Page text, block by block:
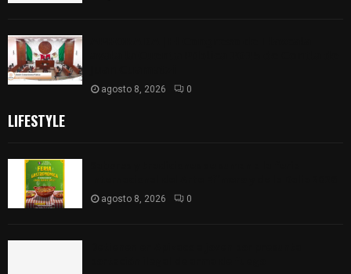
agosto 8, 2026 0
LIFESTYLE
agosto 8, 2026 0